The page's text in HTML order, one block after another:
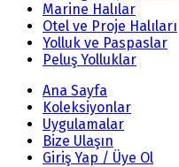
Marine Halılar
Otel ve Proje Halıları
Yolluk ve Paspaslar
Peluş Yolluklar
Ana Sayfa
Koleksiyonlar
Uygulamalar
Bize Ulaşın
Giriş Yap / Üye Ol